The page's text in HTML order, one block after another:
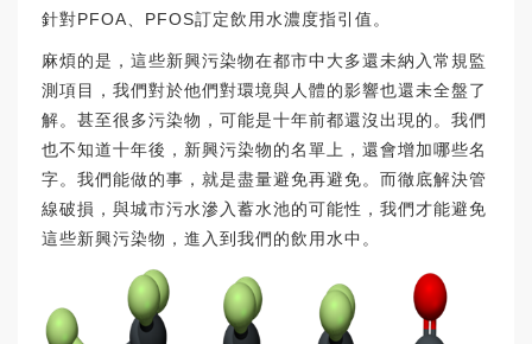
針對PFOA、PFOS訂定飲用水濃度指引值。
麻煩的是，這些新興污染物在都市中大多還未納入常規監
測項目，我們對於他們對環境與人體的影響也還未全盤了
解。甚至很多污染物，可能是十年前都還沒出現的。我們
也不知道十年後，新興污染物的名單上，還會增加哪些名
字。我們能做的事，就是盡量避免再避免。而徹底解決管
線破損，與城市污水滲入蓄水池的可能性，我們才能避免
這些新興污染物，進入到我們的飲用水中。